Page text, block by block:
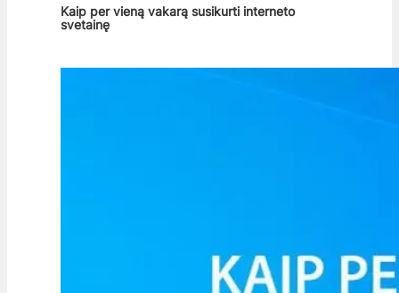
Kaip per vieną vakarą susikurti interneto
svetainę